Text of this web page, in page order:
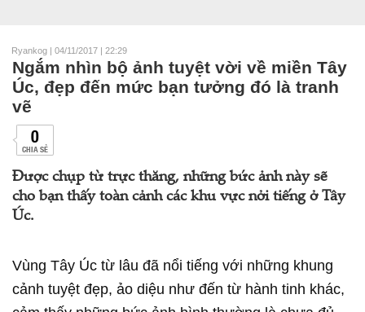
Ryankog | 04/11/2017 | 22:29
Ngắm nhìn bộ ảnh tuyệt vời về miền Tây
Úc, đẹp đến mức bạn tưởng đó là tranh
vẽ
0
CHIA SẺ
Được chụp từ trực thăng, những bức ảnh này sẽ
cho bạn thấy toàn cảnh các khu vực nởi tiếng ở Tây
Úc.
Vùng Tây Úc từ lâu đã nổi tiếng với những khung
cảnh tuyệt đẹp, ảo diệu như đến từ hành tinh khác,